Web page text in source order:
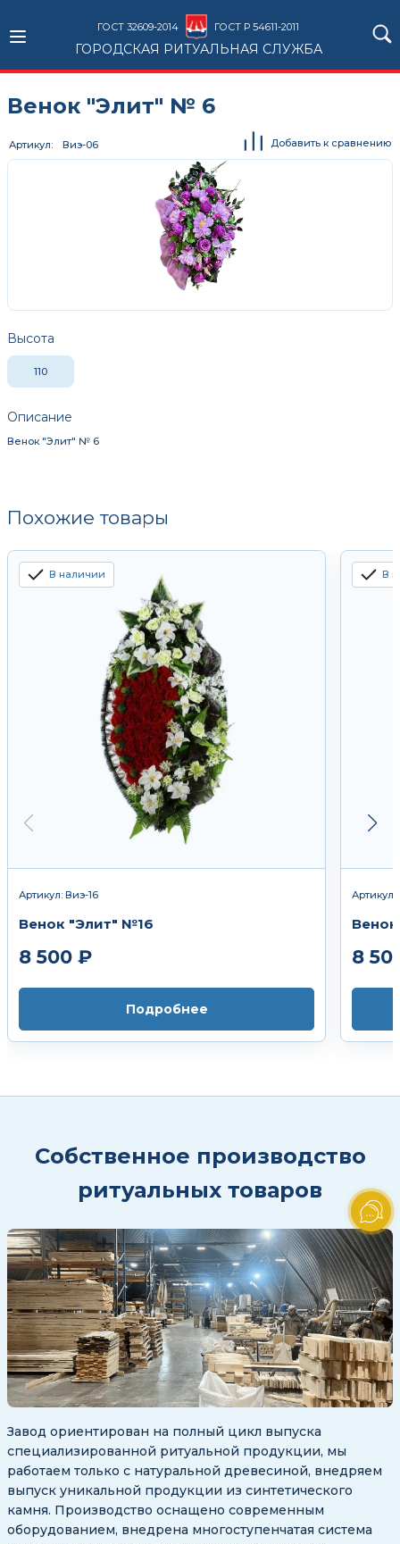
ГОСТ 32609-2014 ГОСТ Р 54611-2011
ГОРОДСКАЯ РИТУАЛЬНАЯ СЛУЖБА
Венок "Элит" № 6
Высота
110
Описание
Венок "Элит" № 6
Артикул Виэ-06 Добавить к сравнению
Похожие товары
В наличии
Артикул: Виэ-16
Венок "Элит" №16
8 500 ₽
Подробнее
В
8
Собственное производство
ритуальных товаров
Завод ориентирован на полный цикл выпуска
специализированной ритуальной продукции, мы
работаем только с натуральной древесиной, внедряем
выпуск уникальной продукции из синтетического
камня. Производство оснащено современным
оборудованием, внедрена многоступенчатая система